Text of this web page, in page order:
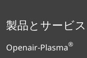
製品とサービス
Openair-Plasma®